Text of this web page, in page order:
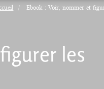
Ebook : Voir, nommer et
les